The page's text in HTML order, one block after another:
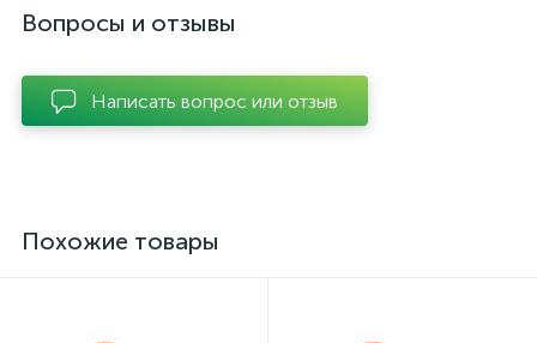
Вопросы и отзывы
Написать вопрос или отзыв
Похожие товары